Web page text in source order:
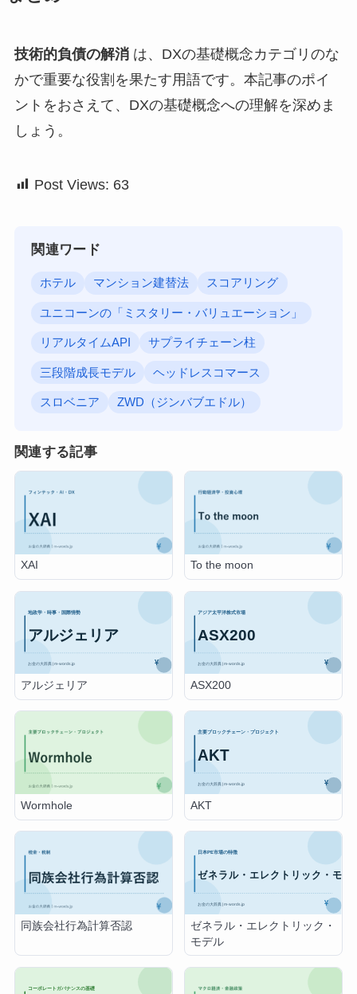
技術的負債の解消は、DXの基礎概念カテゴリのな
かで重要な役割を果たす用語です。本記事のポイ
ントをおさえて、DXの基礎概念への理解を深めま
しょう。
Post Views: 63
関連ワード
ホテル マンション建替法 スコアリング
ユニコーンの「ミスタリー・バリュエーション」
リアルタイムAPI サプライチェーン柱
三段階成長モデル ヘッドレスコマース
スロベニア ZWD（ジンバブエドル）
関連する記事
XAI To the moon
アルジェリア ASX200
Wormhole AKT
同族会社行為計算否認
ゼネラル・エレクトリック・
モデル